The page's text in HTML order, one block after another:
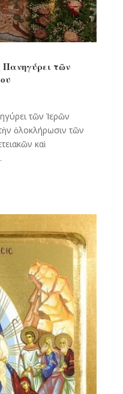
τῶν
τῶν Ἱερῶν
ὁλοκλήρωσιν τῶν
καὶ